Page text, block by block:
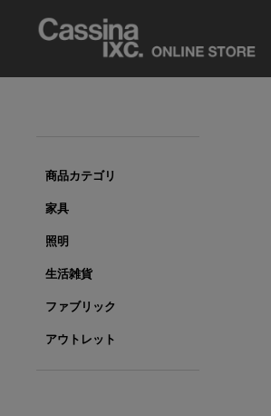
商品カテゴリ
家具
照明
生活雑貨
ファブリック
アウトレット